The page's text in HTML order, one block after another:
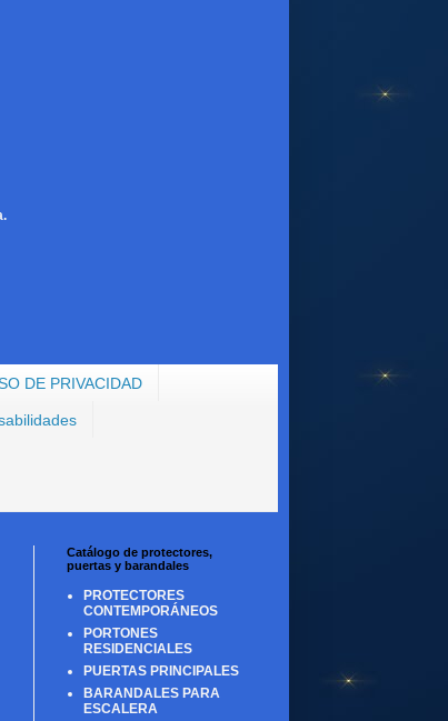
DE PRIVACIDAD
Catálogo de protectores,
puertas y barandales
PROTECTORES
CONTEMPORÁNEOS
PORTONES
RESIDENCIALES
PUERTAS PRINCIPALES
BARANDALES PARA
ESCALERA